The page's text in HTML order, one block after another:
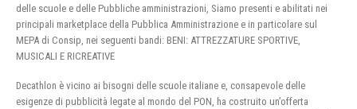
delle scuole e delle Pubbliche amministrazioni, Siamo presenti e abilitati nei
principali marketplace della Pubblica Amministrazione e in particolare sul
MEPA di Consip, nei seguenti bandi: BENI: ATTREZZATURE SPORTIVE,
MUSICALI E RICREATIVE
Decathlon è vicino ai bisogni delle scuole italiane e, consapevole delle
esigenze di pubblicità legate al mondo del PON, ha costruito un’offerta